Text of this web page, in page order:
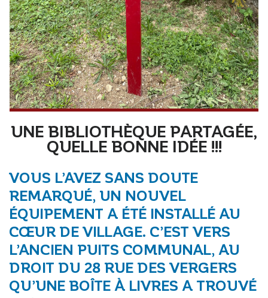
UNE BIBLIOTHÈQUE PARTAGÉE,
QUELLE BONNE IDÉE !!!
VOUS L’AVEZ SANS DOUTE
REMARQUÉ, UN NOUVEL
ÉQUIPEMENT A ÉTÉ INSTALLÉ AU
CŒUR DE VILLAGE. C’EST VERS
L’ANCIEN PUITS COMMUNAL, AU
DROIT DU 28 RUE DES VERGERS
QU’UNE BOÎTE À LIVRES A TROUVÉ